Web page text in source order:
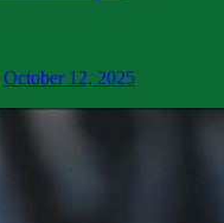
October 12, 2025